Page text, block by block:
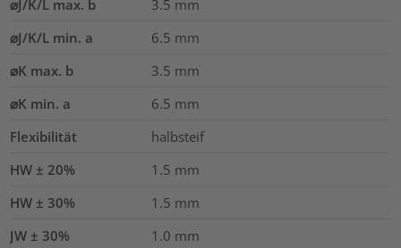
⌀J/K/L max. b 3.5 mm
⌀J/K/L min. a
6.5 mm
⌀K max. b
3.5 mm
⌀K min. a
6.5 mm
Flexibilität
halbsteif
HW ± 20%
1.5 mm
HW ± 30%
1.5 mm
JW ± 30%
1.0 mm